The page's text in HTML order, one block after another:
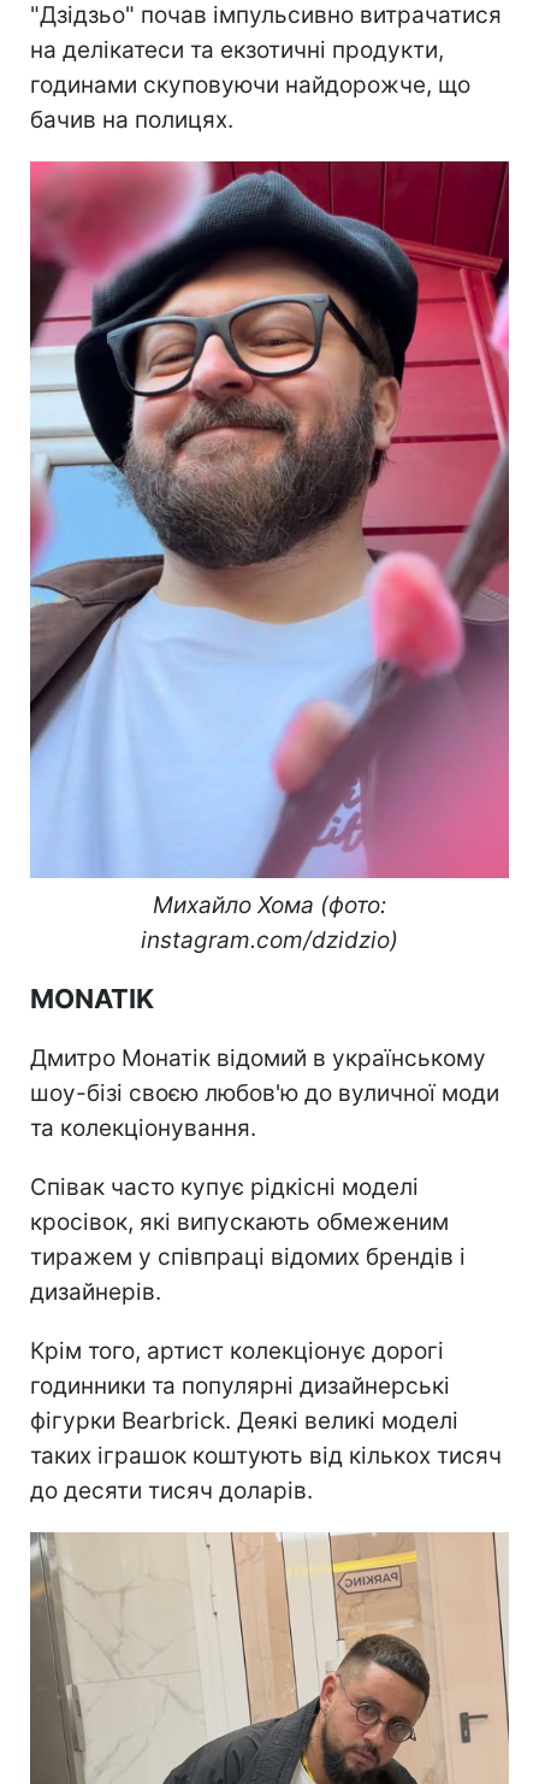
"Дзідзьо" почав імпульсивно витрачатися
на делікатеси та екзотичні продукти,
годинами скуповуючи найдорожче, що
бачив на полицях.
Михайло Хома (фото:
instagram.com/dzidzio)
MONATIK
Дмитро Монатік відомий в українському
шоу-бізі своєю любов'ю до вуличної моди
та колекціонування.
Співак часто купує рідкісні моделі
кросівок, які випускають обмеженим
тиражем у співпраці відомих брендів і
дизайнерів.
Крім того, артист колекціонує дорогі
годинники та популярні дизайнерські
фігурки Bearbrick. Деякі великі моделі
таких іграшок коштують від кількох тисяч
до десяти тисяч доларів.